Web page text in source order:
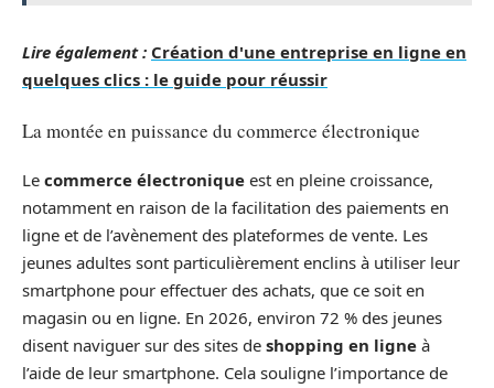
Lire également : Création d'une entreprise en ligne en
quelques clics : le guide pour réussir
La montée en puissance du commerce électronique
Le commerce électronique est en pleine croissance,
notamment en raison de la facilitation des paiements en
ligne et de l’avènement des plateformes de vente. Les
jeunes adultes sont particulièrement enclins à utiliser leur
smartphone pour effectuer des achats, que ce soit en
magasin ou en ligne. En 2026, environ 72 % des jeunes
disent naviguer sur des sites de shopping en ligne à
l’aide de leur smartphone. Cela souligne l’importance de